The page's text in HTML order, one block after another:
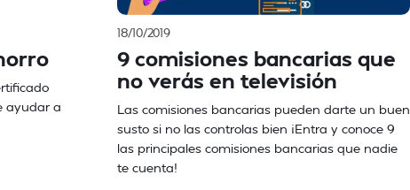
ayudar a
18/10/2019
9 comisiones bancarias que
no verás en televisión
Las comisiones bancarias pueden darte un buen
susto si no las controlas bien ¡Entra y conoce 9
las principales comisiones bancarias que nadie
te cuenta!